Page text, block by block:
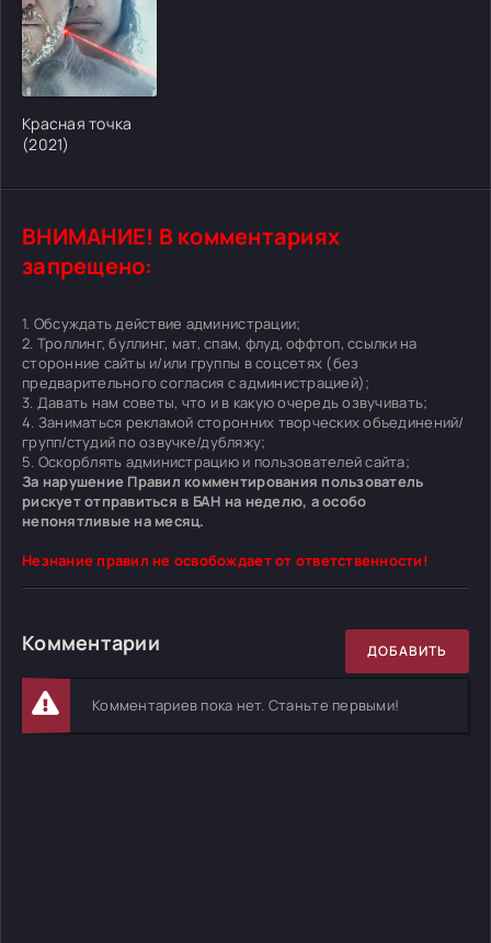
[/xfgiven_cvh_poster_urlcvh_poster_url]
Красная точка
(2021)
ВНИМАНИЕ! В комментариях
запрещено:
1. Обсуждать действие администрации;
2. Троллинг, буллинг, мат, спам, флуд, оффтоп, ссылки на
сторонние сайты и/или группы в соцсетях (без
предварительного согласия с администрацией);
3. Давать нам советы, что и в какую очередь озвучивать;
4. Заниматься рекламой сторонних творческих объединений/
групп/студий по озвучке/дубляжу;
5. Оскорблять администрацию и пользователей сайта;
За нарушение Правил комментирования пользователь
рискует отправиться в БАН на неделю, а особо
непонятливые на месяц.
Незнание правил не освобождает от ответственности!
Комментарии ДОБАВИТЬ
Комментариев пока нет. Станьте первыми!